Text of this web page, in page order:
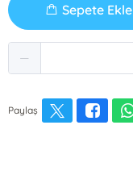
Sepete Ekle
Paylaş